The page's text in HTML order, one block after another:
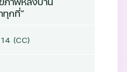
กที่”
(CC)